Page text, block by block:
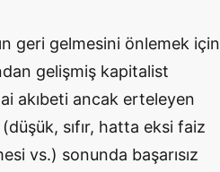
geri gelmesini önlemek için
gelişmiş kapitalist
akıbeti ancak erteleyen
(düşük, sıfır, hatta eksi faiz
vs.) sonunda başarısız